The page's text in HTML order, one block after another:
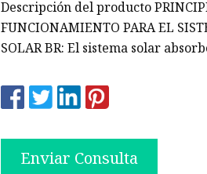
generador de
fotovoltaico
Descripción del producto
FUNCIONAMIENTO PARA EL
SOLAR BR: El sistema solar
Enviar Consulta